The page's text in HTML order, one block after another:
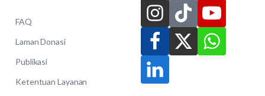
FAQ
Laman Donasi
Publikasi
Ketentuan Layanan